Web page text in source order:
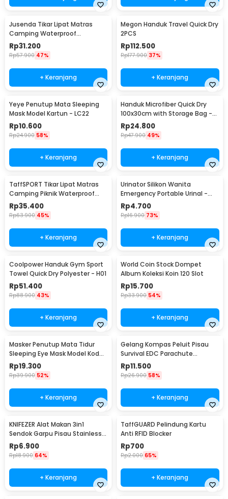
Jusenda Tikar Lipat Matras
Camping Waterproof
Aluminium Foil 147x150cm - HL-
306
Rp31.200
Rp57.900 47%
+ Keranjang
Megon Handuk Travel Quick Dry
2PCS
Rp112.500
Rp177.900 37%
+ Keranjang
Yeye Penutup Mata Sleeping
Mask Model Kartun - LC22
Rp10.600
Rp24.900 58%
+ Keranjang
Handuk Microfiber Quick Dry
100x30cm with Storage Bag -
S-30
Rp24.800
Rp47.900 49%
+ Keranjang
TaffSPORT Tikar Lipat Matras
Camping Piknik Waterproof
Mat 1.4x1.52M - FS-007
Rp35.400
Rp63.900 45%
+ Keranjang
Urinator Silikon Wanita
Emergency Portable Urinal -
XBQ
Rp4.700
Rp16.900 73%
+ Keranjang
Coolpower Handuk Gym Sport
Towel Quick Dry Polyester - H01
Rp51.400
Rp88.900 43%
+ Keranjang
World Coin Stock Dompet
Album Koleksi Koin 120 Slot
Rp15.700
Rp33.900 54%
+ Keranjang
Masker Penutup Mata Tidur
Sleeping Eye Mask Model Kodok
- LC30
Rp19.300
Rp39.900 52%
+ Keranjang
Gelang Kompas Peluit Pisau
Survival EDC Parachute
Bracelet - B002-6
Rp11.500
Rp26.900 58%
+ Keranjang
KNIFEZER Alat Makan 3in1
Sendok Garpu Pisau Stainless
Travel 20cm - HG1514
Rp6.900
Rp18.900 64%
+ Keranjang
TaffGUARD Pelindung Kartu
Anti RFID Blocker
Rp700
Rp2.000 65%
+ Keranjang